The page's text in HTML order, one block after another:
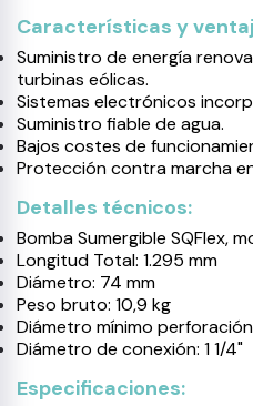
Características y
Suministro de energía
turbinas eólicas.
Sistemas electrónicos
Suministro fiable de agua.
Bajos costes de
Protección contra marcha
Detalles técnicos:
Bomba Sumergible SQFlex,
Longitud Total: 1.295 mm
Diámetro: 74 mm
Peso bruto: 10,9 kg
Diámetro mínimo
Diámetro de conexión: 1 1/4"
Especificaciones: